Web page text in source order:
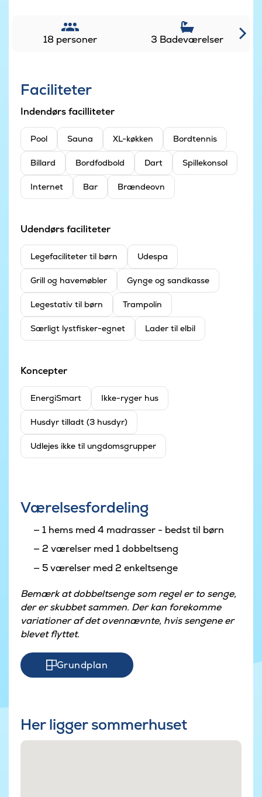
18 personer 3 Badeværelser
Faciliteter
Indendørs facilliteter
Pool Sauna XL-køkken Bordtennis
Billard Bordfodbold Dart Spillekonsol
Internet Bar Brændeovn
Udendørs faciliteter
Legefaciliteter til børn Udespa
Grill og havemøbler Gynge og sandkasse
Legestativ til børn Trampolin
Særligt lystfisker-egnet Lader til elbil
Koncepter
EnergiSmart Ikke-ryger hus
Husdyr tilladt (3 husdyr)
Udlejes ikke til ungdomsgrupper
Værelsesfordeling
1 hems med 4 madrasser - bedst til børn
2 værelser med 1 dobbeltseng
5 værelser med 2 enkeltsenge
Bemærk at dobbeltsenge som regel er to senge,
der er skubbet sammen. Der kan forekomme
variationer af det ovennævnte, hvis sengene er
blevet flyttet.
Grundplan
Her ligger sommerhuset